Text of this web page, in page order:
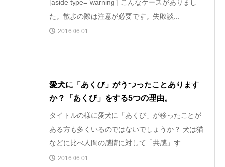
[aside type=”warning”] こんなケースがありまし
た。散歩の際は注意が必要です。失敗談...
2016.06.01
愛犬に「あくび」がうつったことあります
か？「あくび」をする5つの理由。
タイトルの様に愛犬に「あくび」が移ったことが
ある方も多くいるのではないでしょうか？ 犬は猫
などに比べ人間の感情に対して「共感」す...
2016.06.01